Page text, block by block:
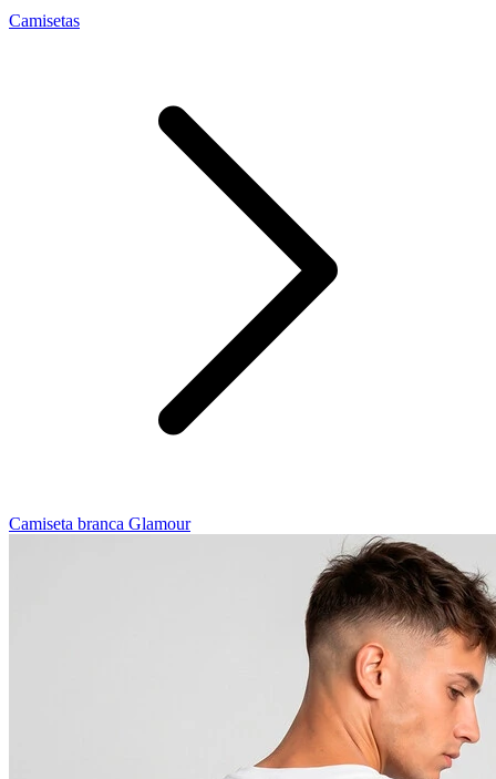
Camisetas
Camiseta branca Glamour